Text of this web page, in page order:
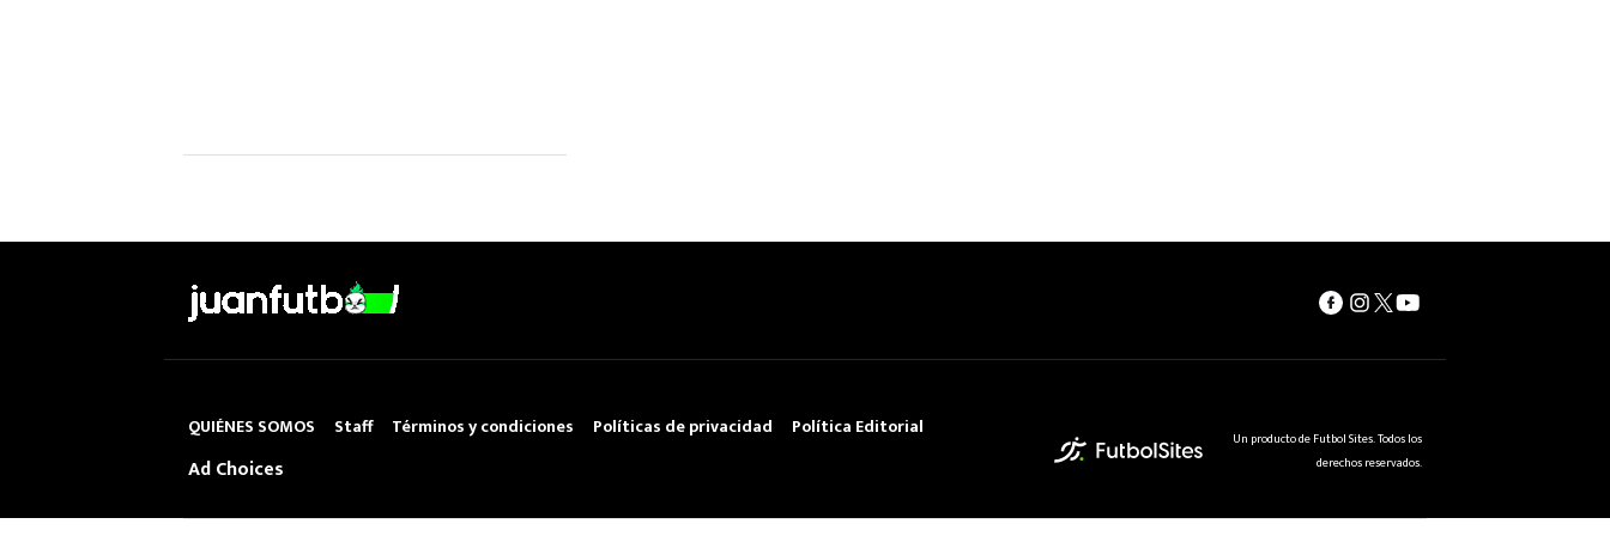
QUIÉNES SOMOS Staff Términos y condiciones Políticas de privacidad Política Editorial
Ad Choices
Un producto de Futbol Sites. Todos los
derechos reservados.